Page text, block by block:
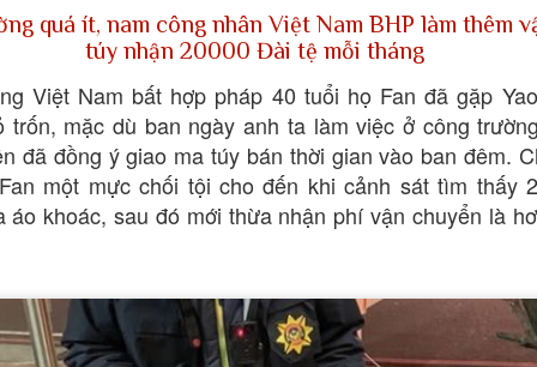
quá ít, nam công nhân Việt Nam BHP làm thêm
túy nhận 20000 Đài tệ mỗi tháng
Việt Nam bất hợp pháp 40 tuổi họ Fan đã gặp
trốn, mặc dù ban ngày anh ta làm việc ở công
đã đồng ý giao ma túy bán thời gian vào ban đêm.
một mực chối tội cho đến khi cảnh sát tìm thấy
áo khoác, sau đó mới thừa nhận phí vận chuyển là
theo dõi 9 máy bay quân sự, 5 tàu hải quân Trung
(MND) đã theo dõi 9 máy bay quân sự và
quanh Đài Loan trong khoảng thời gian
sáng thứ Tư (7/2).
cử máy bay, tàu hải quân và triển khai các hệ thống tên lửa trên
phóng Nhân dân (PLA), theo MND. Không có máy bay PLA nào
vào vùng nhận dạng phòng không (ADIZ) của nước này trong thời